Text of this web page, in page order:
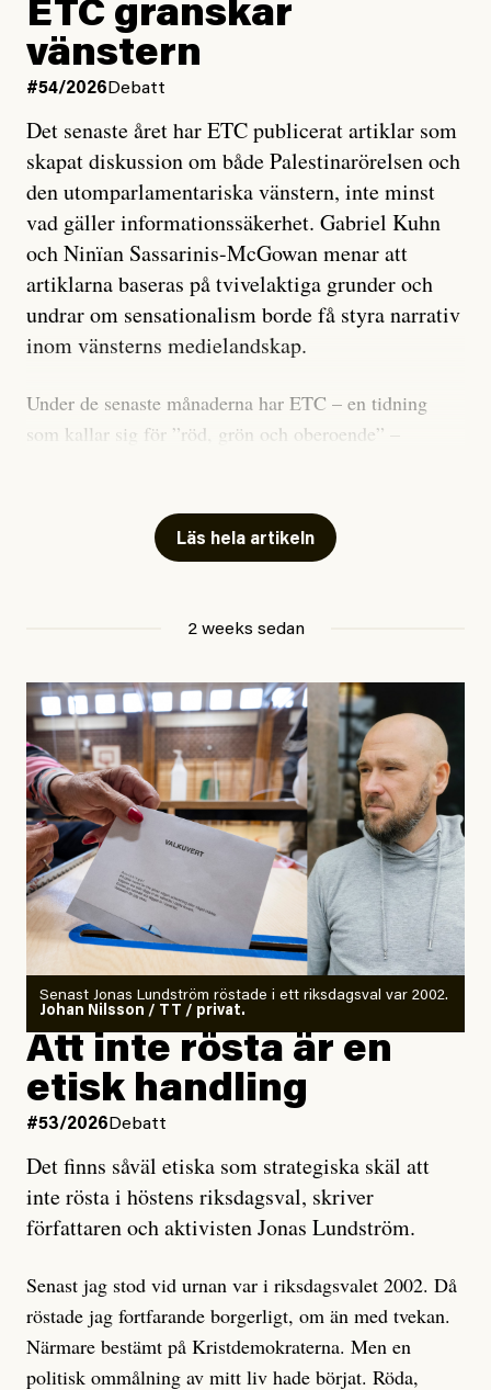
ETC granskar
vänstern
#54/2026 Debatt
Det senaste året har ETC publicerat artiklar som
skapat diskussion om både Palestinarörelsen och
den utomparlamentariska vänstern, inte minst
vad gäller informationssäkerhet. Gabriel Kuhn
och Ninïan Sassarinis-McGowan menar att
artiklarna baseras på tvivelaktiga grunder och
undrar om sensationalism borde få styra narrativ
inom vänsterns medielandskap.
Under de senaste månaderna har ETC – en tidning
som kallar sig för ”röd, grön och oberoende” –
skriver för? Vad betyder det att vara en ”röd, grön och
oberoende” tidning? Och vad är egentligen bra
utpekas som israelisk infiltratör”. Enligt ingressen
handlar artikeln om en person vars ”bakgrund skapar
splittring och oro i rörelsen”. Problemet är att artikeln
skapar betydligt mer oro i palestinarörelsen – och den
oberoende vänstern – än den porträtterade personen
eller dess bakgrund.
Det finns en väldigt enkel regel inom alla politiska
rörelser när det gäller misstänkta infiltratörer:
Antingen har en bevis på att de är infiltratörer, och då
ska en gå ut med det så fort det bara går för att skydda
rörelsen. Eller så har en inga bevis, bara misstankar,
och då ska en efterforska diskret, just för att inte skapa
oro inom rörelsen.
Artikeln undersöker inte, som ETC påstår, ”vad som
är sant, vad som är rykten”, utan den bidrar bara till
ännu mer ryktesspridning. Det finns inte ett enda bevis
misstänkta personen är en infiltratör. Det som läsaren
får veta är att personen har ändrat sina politiska åsikter
under åren, att den har raderat tidigare innehåll på sina
sociala medier, att artikelns författare inte förstår sig
Läs hela artikeln
2 weeks sedan
Senast Jonas Lundström röstade i ett riksdagsval var 2002.
Johan Nilsson / TT / privat.
Att inte rösta är en
etisk handling
#53/2026 Debatt
Det finns såväl etiska som strategiska skäl att
inte rösta i höstens riksdagsval, skriver
författaren och aktivisten Jonas Lundström.
Senast jag stod vid urnan var i riksdagsvalet 2002. Då
röstade jag fortfarande borgerligt, om än med tvekan.
Närmare bestämt på Kristdemokraterna. Men en
politisk ommålning av mitt liv hade börjat. Röda,